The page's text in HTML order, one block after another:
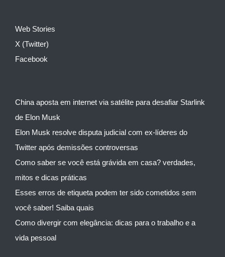
Web Stories
X (Twitter)
Facebook
China aposta em internet via satélite para desafiar Starlink
de Elon Musk
Elon Musk resolve disputa judicial com ex-líderes do
Twitter após demissões controversas
Como saber se você está grávida em casa? verdades,
mitos e dicas práticas
Esses erros de etiqueta podem ter sido cometidos sem
você saber! Saiba quais
Como divergir com elegância: dicas para o trabalho e a
vida pessoal